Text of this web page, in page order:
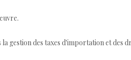
gestion des taxes d'importation et des